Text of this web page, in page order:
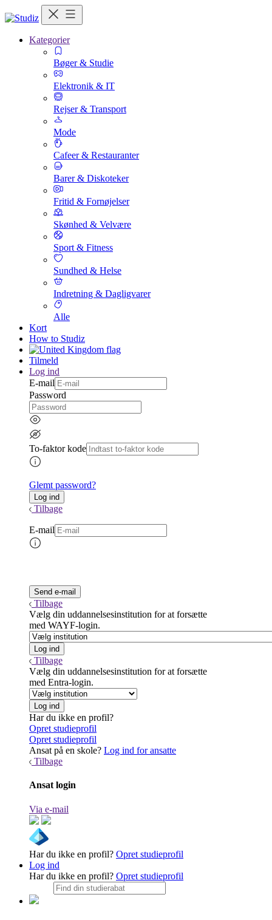
Kategorier
Bøger & Studie
Elektronik & IT
Rejser & Transport
Mode
Cafeer & Restauranter
Barer & Diskoteker
Fritid & Fornøjelser
Skønhed & Velvære
Sport & Fitness
Sundhed & Helse
Indretning & Dagligvarer
Alle
Kort
How to Studiz
Tilmeld
Log ind
E-mail
Password
To-faktor kode
Glemt password?
Tilbage
E-mail
Tilbage
Vælg din uddannelsesinstitution for at forsætte
med WAYF-login.
Tilbage
Vælg din uddannelsesinstitution for at forsætte
med Entra-login.
Har du ikke en profil?
Opret studieprofil
Opret studieprofil
Ansat på en skole? Log ind for ansatte
Tilbage
Ansat login
Via e-mail
Har du ikke en profil? Opret studieprofil
Log ind
Har du ikke en profil? Opret studieprofil